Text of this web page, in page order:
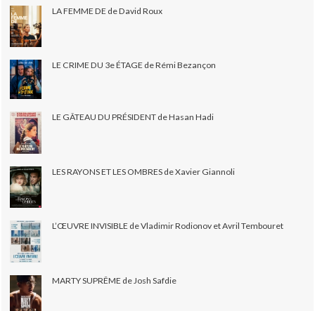
LA FEMME DE de David Roux
LE CRIME DU 3e ÉTAGE de Rémi Bezançon
LE GÂTEAU DU PRÉSIDENT de Hasan Hadi
LES RAYONS ET LES OMBRES de Xavier Giannoli
L’ŒUVRE INVISIBLE de Vladimir Rodionov et Avril Tembouret
MARTY SUPRÊME de Josh Safdie